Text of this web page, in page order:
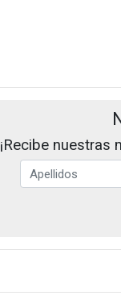
¡Recibe nuestras